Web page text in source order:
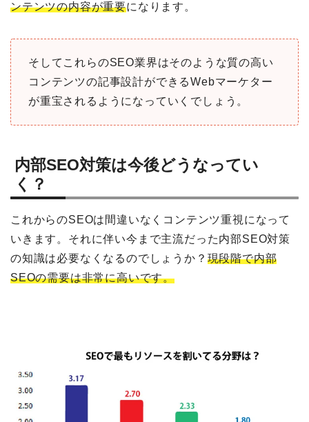
ンテンツの内容が重要になります。
そしてこれらのSEO業界はそのような質の高い
コンテンツの記事設計ができるWebマーケター
が重宝されるようになっていくでしょう。
内部SEO対策は今後どうなってい
く？
これからのSEOは間違いなくコンテンツ重視になって
いきます。それに伴い今まで主流だった内部SEO対策
の知識は必要なくなるのでしょうか？ 現段階で内部
SEOの需要は非常に高いです。